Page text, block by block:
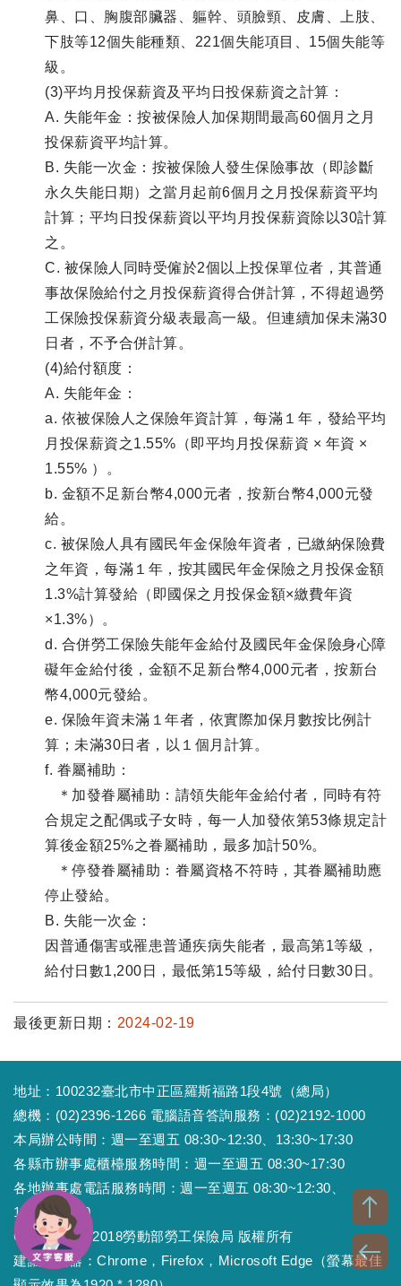
鼻、口、胸腹部臟器、軀幹、頭臉頸、皮膚、上肢、
下肢等12個失能種類、221個失能項目、15個失能等
級。
(3)平均月投保薪資及平均日投保薪資之計算：
A. 失能年金：按被保險人加保期間最高60個月之月
投保薪資平均計算。
B. 失能一次金：按被保險人發生保險事故（即診斷
永久失能日期）之當月起前6個月之月投保薪資平均
計算；平均日投保薪資以平均月投保薪資除以30計算
之。
C. 被保險人同時受僱於2個以上投保單位者，其普通
事故保險給付之月投保薪資得合併計算，不得超過勞
工保險投保薪資分級表最高一級。但連續加保未滿30
日者，不予合併計算。
(4)給付額度：
A. 失能年金：
a. 依被保險人之保險年資計算，每滿１年，發給平均
月投保薪資之1.55%（即平均月投保薪資 × 年資 ×
1.55% ）。
b. 金額不足新台幣4,000元者，按新台幣4,000元發
給。
c. 被保險人具有國民年金保險年資者，已繳納保險費
之年資，每滿１年，按其國民年金保險之月投保金額
1.3%計算發給（即國保之月投保金額×繳費年資
×1.3%）。
d. 合併勞工保險失能年金給付及國民年金保險身心障
礙年金給付後，金額不足新台幣4,000元者，按新台
幣4,000元發給。
e. 保險年資未滿１年者，依實際加保月數按比例計
算；未滿30日者，以１個月計算。
f. 眷屬補助：
＊加發眷屬補助：請領失能年金給付者，同時有符
合規定之配偶或子女時，每一人加發依第53條規定計
算後金額25%之眷屬補助，最多加計50%。
＊停發眷屬補助：眷屬資格不符時，其眷屬補助應
停止發給。
B. 失能一次金：
因普通傷害或罹患普通疾病失能者，最高第1等級，
給付日數1,200日，最低第15等級，給付日數30日。
最後更新日期： 2024-02-19
地址：100232臺北市中正區羅斯福路1段4號（總局）
總機：(02)2396-1266 電腦語音答詢服務：(02)2192-1000
本局辦公時間：週一至週五 08:30~12:30、13:30~17:30
各縣市辦事處櫃檯服務時間：週一至週五 08:30~17:30
各地辦事處電話服務時間：週一至週五 08:30~12:30、
13:30~17:30
Copyright © 2018勞動部勞工保險局 版權所有
建議瀏覽器：Chrome，Firefox，Microsoft Edge（螢幕最佳